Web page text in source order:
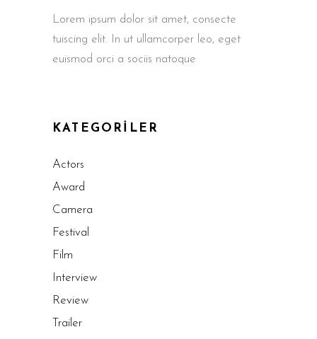
Lorem ipsum dolor sit amet, consecte
tuiscing elit. In ut ullamcorper leo, eget
euismod orci a sociis natoque
KATEGORILER
Actors
Award
Camera
Festival
Film
Interview
Review
Trailer